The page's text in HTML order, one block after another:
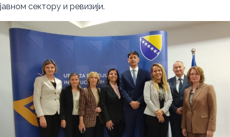
јавном сектору и ревизији.